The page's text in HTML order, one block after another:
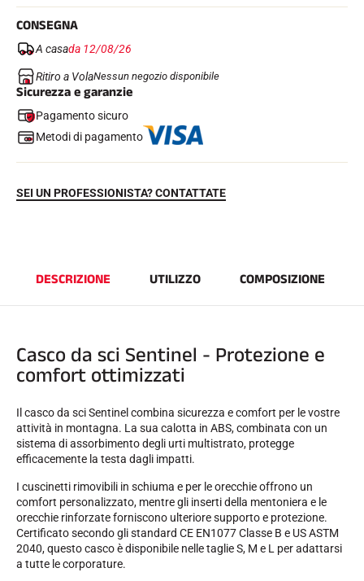
GARE DI SCI
CONSEGNA
A casada 12/08/26
Ritiro a VolaNessun negozio disponibile
Sicurezza e garanzie
Pagamento sicuro
Metodi di pagamento
SEI UN PROFESSIONISTA? CONTATTATE
DESCRIZIONE UTILIZZO COMPOSIZIONE
Casco da sci Sentinel - Protezione e
comfort ottimizzati
Il casco da sci Sentinel combina sicurezza e comfort per le vostre
attività in montagna. La sua calotta in ABS, combinata con un
sistema di assorbimento degli urti multistrato, protegge
efficacemente la testa dagli impatti.
I cuscinetti rimovibili in schiuma e per le orecchie offrono un
comfort personalizzato, mentre gli inserti della mentoniera e le
orecchie rinforzate forniscono ulteriore supporto e protezione.
Certificato secondo gli standard CE EN1077 Classe B e US ASTM
2040, questo casco è disponibile nelle taglie S, M e L per adattarsi
a tutte le corporature.